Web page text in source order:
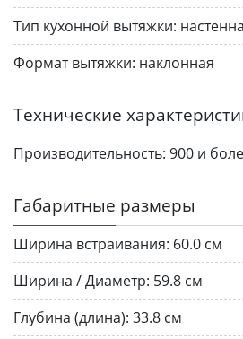
Тип кухонной вытяжки:
Формат вытяжки: наклонная
Технические
Производительность: 900 и
Габаритные размеры
Ширина встраивания: 60.0 см
Ширина / Диаметр: 59.8 см
Глубина (длина): 33.8 см